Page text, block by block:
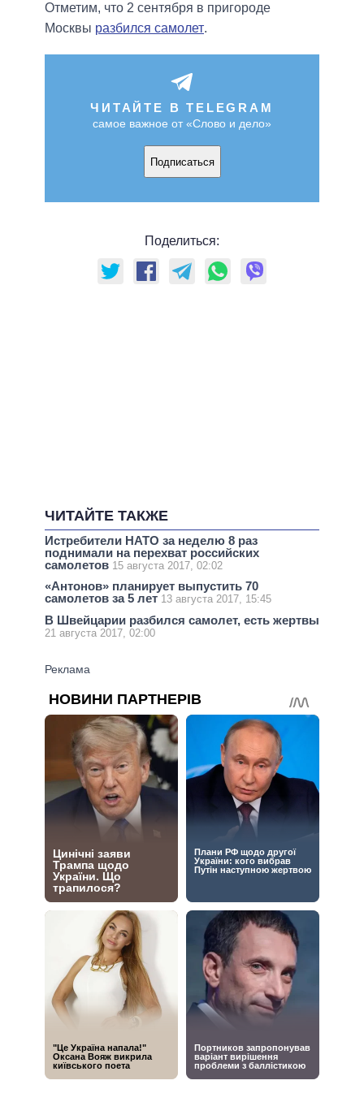
Отметим, что 2 сентября в пригороде
Москвы разбился самолет.
ЧИТАЙТЕ В TELEGRAM
самое важное от «Слово и дело»
Подписаться
Поделиться:
ЧИТАЙТЕ ТАКЖЕ
Истребители НАТО за неделю 8 раз
поднимали на перехват российских
самолетов 15 августа 2017, 02:02
«Антонов» планирует выпустить 70
самолетов за 5 лет 13 августа 2017, 15:45
В Швейцарии разбился самолет, есть жертвы
21 августа 2017, 02:00